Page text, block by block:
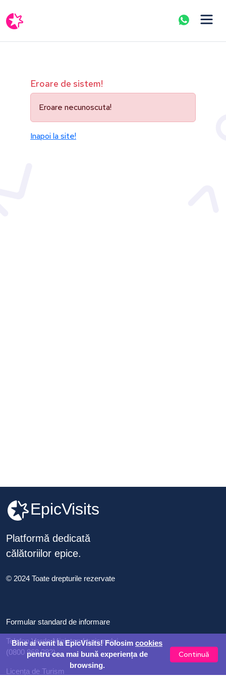
Eroare de sistem!
Eroare necunoscuta!
Inapoi la site!
EpicVisits
Platformă dedicată
călătoriilor epice.
© 2024 Toate drepturile rezervate
Formular standard de informare
Telefon Verde Ministerul turismului
(0800 868 282)
Licența de Turism
Bine ai venit la EpicVisits! Folosim cookies
pentru cea mai bună experiența de
browsing.
Continuă